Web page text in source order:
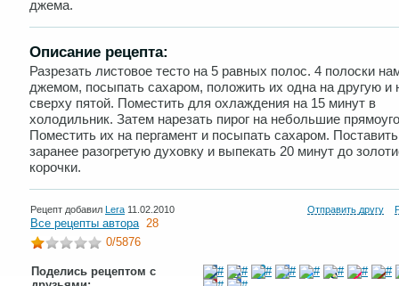
джема.
Описание рецепта:
Разрезать листовое тесто на 5 равных полос. 4 полоски
джемом, посыпать сахаром, положить их одна на другую и
сверху пятой. Поместить для охлаждения на 15 минут в
холодильник. Затем нарезать пирог на небольшие
Поместить их на пергамент и посыпать сахаром.
заранее разогретую духовку и выпекать 20 минут до
корочки.
Рецепт добавил Lera 11.02.2010 Отправить другу
Все рецепты автора 28
0/5876
Поделись рецептом с